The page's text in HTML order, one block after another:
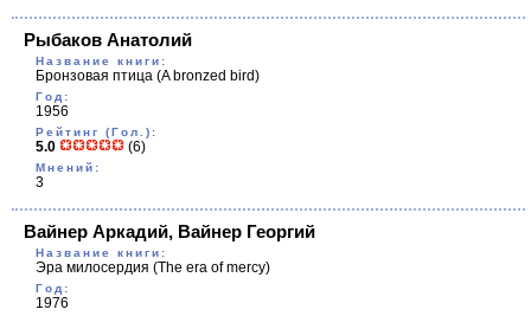
Рыбаков Анатолий
Название книги:
Бронзовая птица (A bronzed bird)
Год:
1956
Рейтинг (Гол.):
5.0 (6)
Мнений:
3
Вайнер Аркадий, Вайнер Георгий
Название книги:
Эра милосердия (Тhe era of mercy)
Год:
1976